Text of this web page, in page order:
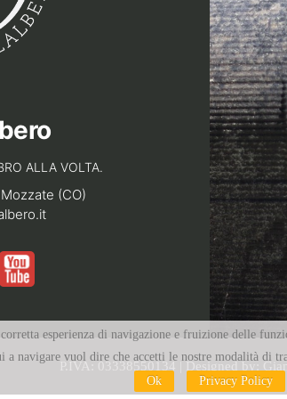
esperienza di navigazione e fruizione delle
a navigare vuol dire che accetti le nostre modalità di
Ok
Privacy Policy
ALLA VOLTA.
(CO)